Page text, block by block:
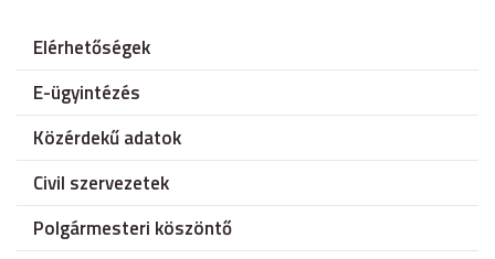
Elérhetőségek
E-ügyintézés
Közérdekű adatok
Civil szervezetek
Polgármesteri köszöntő